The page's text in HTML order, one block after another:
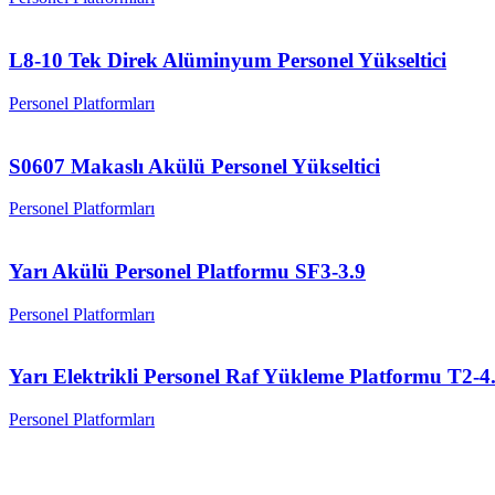
L8-10 Tek Direk Alüminyum Personel Yükseltici
Personel Platformları
S0607 Makaslı Akülü Personel Yükseltici
Personel Platformları
Yarı Akülü Personel Platformu SF3-3.9
Personel Platformları
Yarı Elektrikli Personel Raf Yükleme Platformu T2-
Personel Platformları